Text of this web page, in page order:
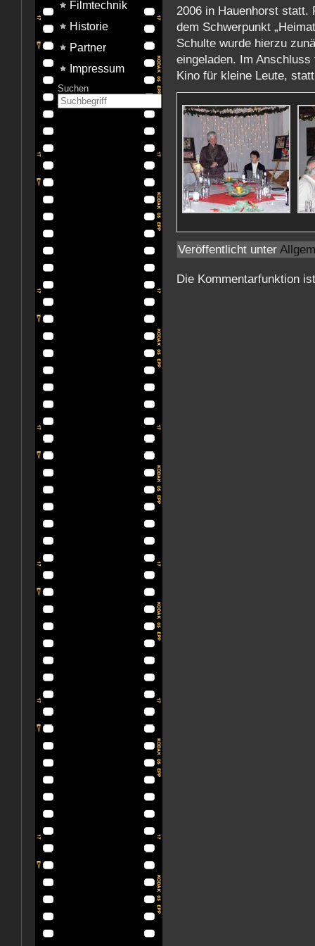
Filmtechnik
Historie
Partner
Impressum
Suchen
2006 in Hauenhorst statt.
dem Schwerpunkt
Schulte wurde hierzu
eingeladen. Im
Kino für kleine Leute,
Veröffentlicht unter
Die Kommentarfunktion